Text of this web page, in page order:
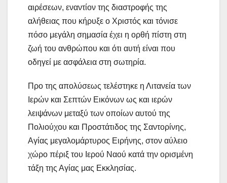
αιρέσεων, εναντίον της διαστροφής της
αλήθειας που κήρυξε ο Χριστός και τόνισε
πόσο μεγάλη σημασία έχει η ορθή πίστη στη
ζωή του ανθρώπου και ότι αυτή είναι που
οδηγεί με ασφάλεια στη σωτηρία.
Προ της απολύσεως τελέστηκε η Λιτανεία των
Ιερών και Σεπτών Εικόνων ως και ιερών
λειψάνων μεταξύ των οποίων αυτού της
Πολιούχου και Προστάτιδος της Σαντορίνης,
Αγίας μεγαλομάρτυρος Ειρήνης, στον αύλειο
χώρο πέριξ του Ιερού Ναού κατά την ορισμένη
τάξη της Αγίας μας Εκκλησίας.